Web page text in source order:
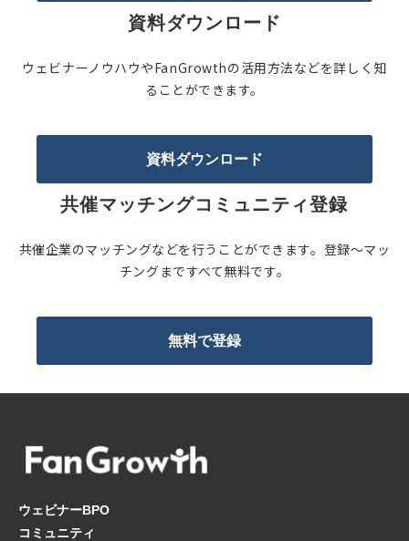
資料ダウンロード
ウェビナーノウハウやFanGrowthの活用方法などを詳しく知
ることができます。
資料ダウンロード
共催マッチングコミュニティ登録
共催企業のマッチングなどを行うことができます。登録〜マッ
チングまですべて無料です。
無料で登録
ウェビナーBPO
コミュニティ